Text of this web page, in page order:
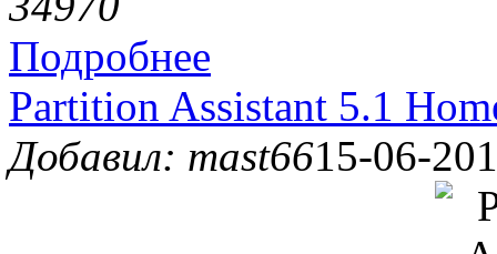
Подробнее
Partition Assistant 5.1
Добавил: mast6615-06-